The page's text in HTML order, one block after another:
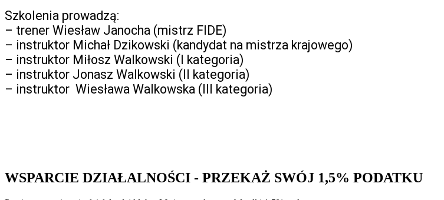
Szkolenia prowadzą:
– trener Wiesław Janocha (mistrz FIDE)
– instruktor Michał Dzikowski (kandydat na mistrza krajowego)
– instruktor Miłosz Walkowski (I kategoria)
– instruktor Jonasz Walkowski (II kategoria)
– instruktor Wiesława Walkowska (III kategoria)
WSPARCIE DZIAŁALNOŚCI - PRZEKAŻ SWÓJ 1,5% PODATKU